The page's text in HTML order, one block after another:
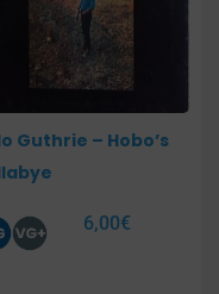
Guthrie – Hobo’s
6,00€